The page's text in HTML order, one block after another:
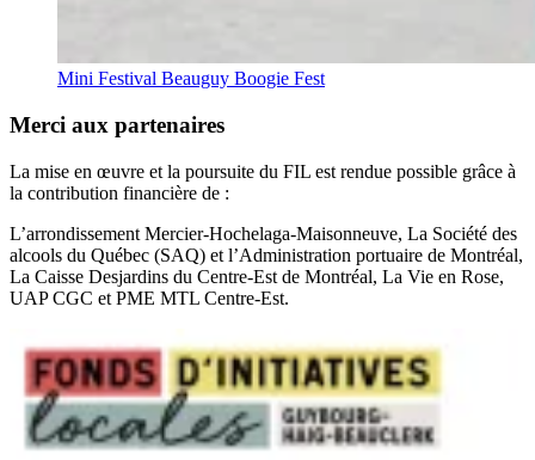
Mini Festival Beauguy Boogie Fest
Merci aux partenaires
La mise en œuvre et la poursuite du FIL est rendue possible grâce à
la contribution financière de :
L’arrondissement Mercier-Hochelaga-Maisonneuve, La Société des
alcools du Québec (SAQ) et l’Administration portuaire de Montréal,
La Caisse Desjardins du Centre-Est de Montréal, La Vie en Rose,
UAP CGC et PME MTL Centre-Est.